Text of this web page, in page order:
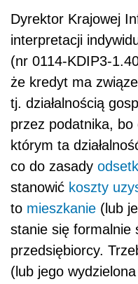
Dyrektor Krajowej
interpretacji
(nr 0114-KDIP3-
że kredyt ma
tj. działalnością
przez podatnika,
którym ta
co do zasady
stanowić koszty
to mieszkanie (lub
stanie się formalnie
przedsiębiorcy.
(lub jego